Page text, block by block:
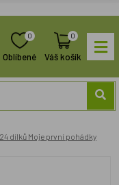
0
Oblíbené
0
Váš košík
dílků Moje první pohádky